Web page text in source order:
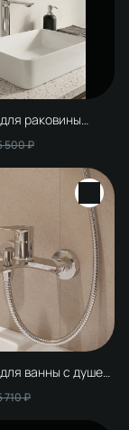
раковины
S19020CR
500 ₽
ванны с душем
S19100CR
современный
710 ₽